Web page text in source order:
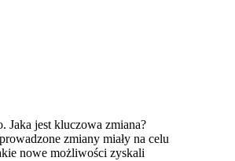
Jaka jest kluczowa zmiana?
zmiany miały na celu
nowe możliwości zyskali